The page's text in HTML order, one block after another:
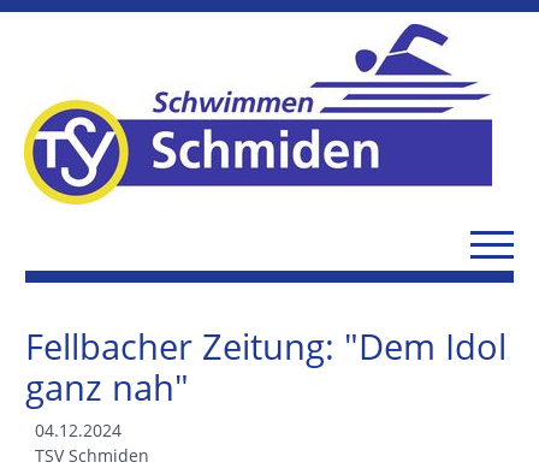
Fellbacher Zeitung: "Dem Idol
ganz nah"
04.12.2024
TSV Schmiden